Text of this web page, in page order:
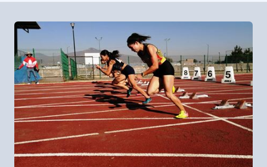
i
c
o
s